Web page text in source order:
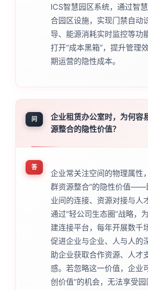
ICS智慧园区系统，通过智
合园区设施，实现门禁自动
导、能源消耗实时监控等功
打开“成本黑箱”，提升管理
期运营的隐性成本。
问
企业租赁办公室时，为何容
源整合的隐性价值？
答
企业常关注空间的物理属性
群资源整合”的隐性价值——
业间的连接、资源对接与人
通过“轻公司生态圈”战略，
建连接平台，每年开展数千
促进企业与企业、人与人的
助企业获取合作资源、人才
感。若忽略这一价值，企业
创价值”的机会，无法享受